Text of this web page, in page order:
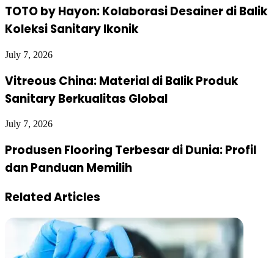
TOTO by Hayon: Kolaborasi Desainer di Balik
Koleksi Sanitary Ikonik
July 7, 2026
Vitreous China: Material di Balik Produk
Sanitary Berkualitas Global
July 7, 2026
Produsen Flooring Terbesar di Dunia: Profil
dan Panduan Memilih
Related Articles